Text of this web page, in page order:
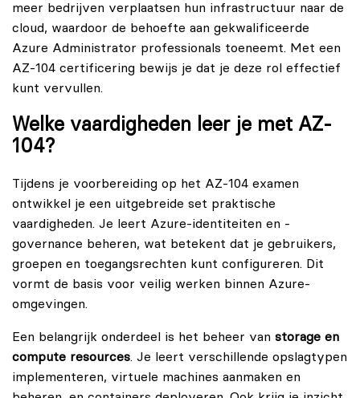
meer bedrijven verplaatsen hun infrastructuur naar de
cloud, waardoor de behoefte aan gekwalificeerde
Azure Administrator professionals toeneemt. Met een
AZ-104 certificering bewijs je dat je deze rol effectief
kunt vervullen.
Welke vaardigheden leer je met AZ-
104?
Tijdens je voorbereiding op het AZ-104 examen
ontwikkel je een uitgebreide set praktische
vaardigheden. Je leert Azure-identiteiten en -
governance beheren, wat betekent dat je gebruikers,
groepen en toegangsrechten kunt configureren. Dit
vormt de basis voor veilig werken binnen Azure-
omgevingen.
Een belangrijk onderdeel is het beheer van storage en
compute resources. Je leert verschillende opslagtypen
implementeren, virtuele machines aanmaken en